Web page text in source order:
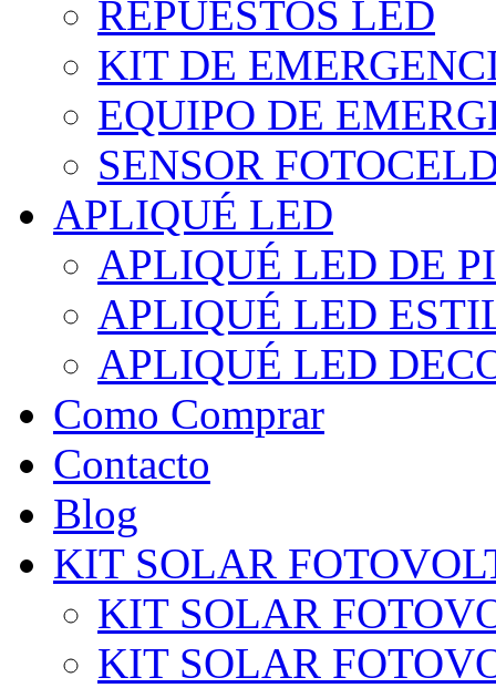
REPUESTOS LED
KIT DE
EQUIPO DE
SENSOR
APLIQUÉ LED
APLIQUÉ LED DE
APLIQUÉ LED
APLIQUÉ LED
Como Comprar
Contacto
Blog
KIT SOLAR
KIT SOLAR
KIT SOLAR